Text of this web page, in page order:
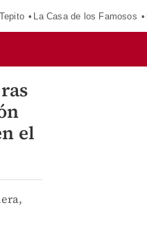
La Casa de los Famosos
el